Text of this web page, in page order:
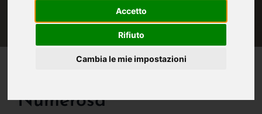
Accetto
Rifiuto
Cambia le mie impostazioni
Numerosa"